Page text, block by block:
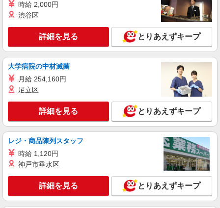
月給 265,000円 〜 350,000円 固定残業代:
20,000円 〜 20,000円（11時間相当） ＊基本給
280,000円を超える場合は10,000円（5時間相
当）、基本給320,000円を超える場合は5,000円（2
時間相当）支給。時間外手当は時間外労働の有無
にかかわらず、固定残業代として支給し、相当時
間を超える時間外労働分は法定どおり追加で支給
します。 試用期間あり 3ヶ月 ※経験・能力による
【試用期間】月給 265000 円 〜 350000 円
■ソフトバンクミスターマックス湘南藤沢店 神
奈川県 藤沢市 辻堂新町4丁目 3‐5 ミスターマッ
クス湘南藤沢2F
キープ 詳細を見る
正社員
ソフトバンク湘南ライフタウン店
ソフトバンクショップの携帯販売スタッフ
月給 233,500円 〜 336,000円 固定残業代:
11,000円 〜 11,000円（7時間相当） ＊時間外手当
して支給し、相当時間を超える時間外労働分は法
定どおり追加で支給します。 試用期間あり 3ヶ月
■ソフトバンク湘南ライフタウン店 神奈川県
キープ 詳細を見る
株式会社日本パーソナルビジネス 首都圏支社（T11_161）
時給 2,000円
渋谷区
詳細を見る とりあえずキープ
大学病院の中材滅菌
月給 254,160円
足立区
詳細を見る とりあえずキープ
レジ・商品陳列スタッフ
時給 1,120円
神戸市垂水区
詳細を見る とりあえずキープ